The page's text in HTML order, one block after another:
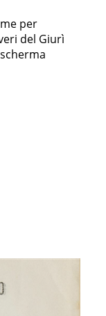
per
del Giurì